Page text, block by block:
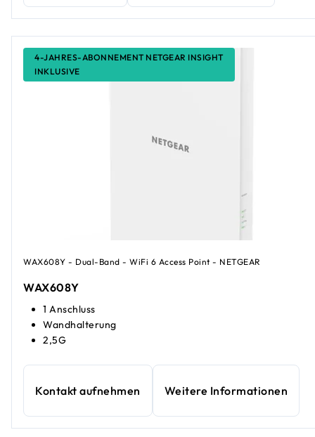
4-JAHRES-ABONNEMENT NETGEAR INSIGHT
INKLUSIVE
WAX608Y - Dual-Band - WiFi 6 Access Point - NETGEAR
WAX608Y
1 Anschluss
Wandhalterung
2,5G
Kontakt aufnehmen Weitere Informationen